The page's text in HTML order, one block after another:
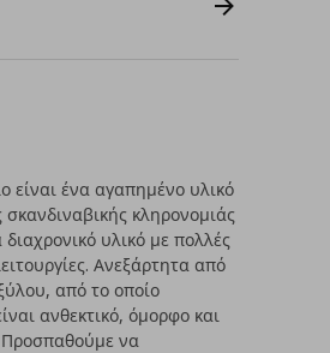
είναι ένα αγαπημένο υλικό
σκανδιναβικής κληρονομιάς
υλικό με πολλές
Ανεξάρτητα από
από το οποίο
ανθεκτικό, όμορφο και
να